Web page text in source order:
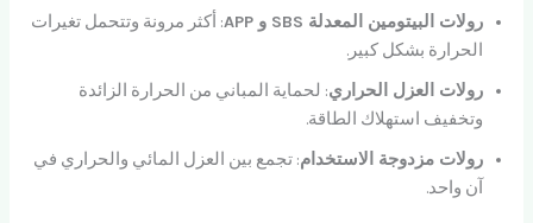
رولات البيتومين المعدلة SBS و APP
: أكثر مرونة وتتحمل تغيرات
الحرارة بشكل كبير.
رولات العزل الحراري: لحماية المباني من الحرارة الزائدة
وتخفيف استهلاك الطاقة.
رولات مزدوجة الاستخدام: تجمع بين العزل المائي والحراري في
آن واحد.